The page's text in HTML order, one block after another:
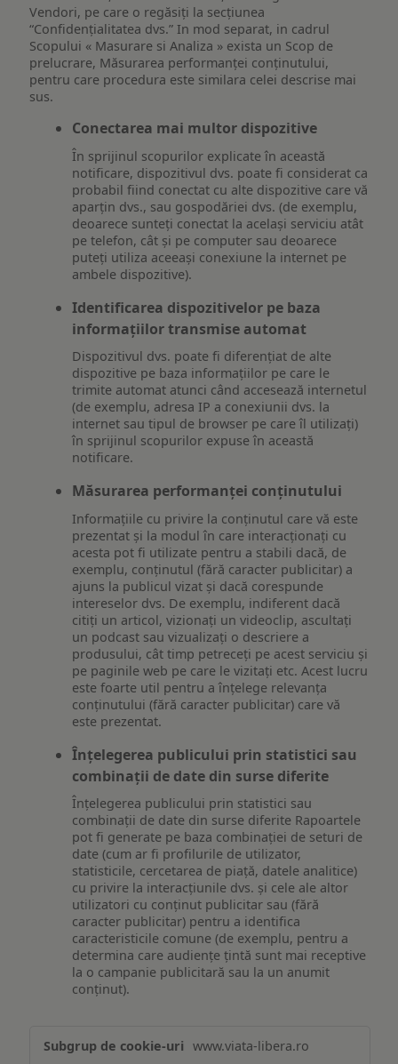
Vendori, pe care o regăsiți la secțiunea
“Confidențialitatea dvs.” In mod separat, in cadrul
Scopului « Masurare si Analiza » exista un Scop de
prelucrare, Măsurarea performanței conținutului,
pentru care procedura este similara celei descrise mai
sus.
Conectarea mai multor dispozitive
În sprijinul scopurilor explicate în această
notificare, dispozitivul dvs. poate fi considerat ca
probabil fiind conectat cu alte dispozitive care vă
aparțin dvs., sau gospodăriei dvs. (de exemplu,
deoarece sunteți conectat la același serviciu atât
pe telefon, cât și pe computer sau deoarece
puteți utiliza aceeași conexiune la internet pe
ambele dispozitive).
Identificarea dispozitivelor pe baza
informațiilor transmise automat
Dispozitivul dvs. poate fi diferențiat de alte
dispozitive pe baza informațiilor pe care le
trimite automat atunci când accesează internetul
(de exemplu, adresa IP a conexiunii dvs. la
internet sau tipul de browser pe care îl utilizați)
în sprijinul scopurilor expuse în această
notificare.
Măsurarea performanței conținutului
Informațiile cu privire la conținutul care vă este
prezentat și la modul în care interacționați cu
acesta pot fi utilizate pentru a stabili dacă, de
exemplu, conținutul (fără caracter publicitar) a
ajuns la publicul vizat și dacă corespunde
intereselor dvs. De exemplu, indiferent dacă
citiți un articol, vizionați un videoclip, ascultați
un podcast sau vizualizați o descriere a
produsului, cât timp petreceți pe acest serviciu și
pe paginile web pe care le vizitați etc. Acest lucru
este foarte util pentru a înțelege relevanța
conținutului (fără caracter publicitar) care vă
este prezentat.
Înțelegerea publicului prin statistici sau
combinații de date din surse diferite
Înțelegerea publicului prin statistici sau
combinații de date din surse diferite Rapoartele
pot fi generate pe baza combinației de seturi de
date (cum ar fi profilurile de utilizator,
statisticile, cercetarea de piață, datele analitice)
cu privire la interacțiunile dvs. și cele ale altor
utilizatori cu conținut publicitar sau (fără
caracter publicitar) pentru a identifica
caracteristicile comune (de exemplu, pentru a
determina care audiențe țintă sunt mai receptive
la o campanie publicitară sau la un anumit
conținut).
Măsurare
www.viata-libera.ro